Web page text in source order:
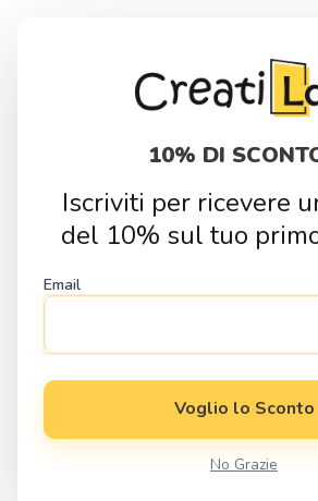
Home Fai da Te Sagome in Legno
Cane stilizzato
10% DI
Iscriviti per ricevere
del 10% sul tuo
Email
Voglio lo Sconto
No Grazie